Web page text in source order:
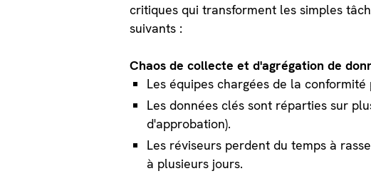
critiques qui transforment les simples
suivants :
Chaos de collecte et d'agrégation de
Les équipes chargées de la
Les données clés sont réparties sur
d'approbation).
Les réviseurs perdent du temps à
à plusieurs jours.